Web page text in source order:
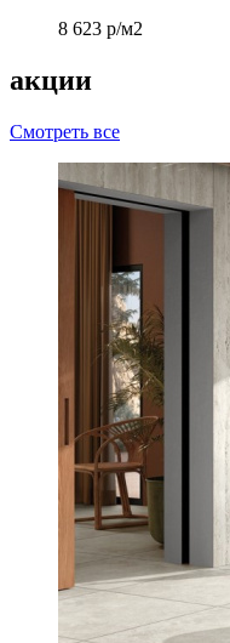
8 623 р/м2
акции
Смотреть все